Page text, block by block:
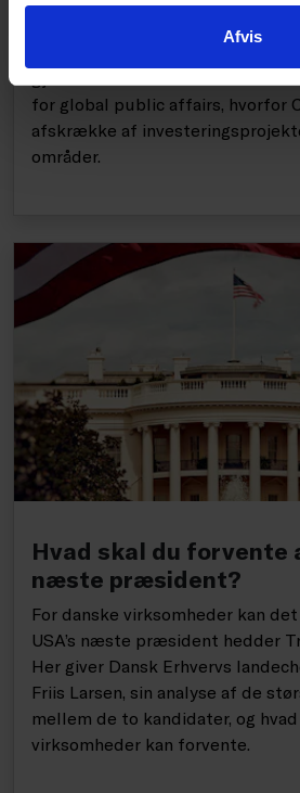
Afvis
Taiwan, som er epicenter for
for global public affairs, hvorfor
afskrække af
områder.
Hvad skal du forvente
næste præsident?
For danske virksomheder kan
USA’s næste præsident hedder
Her giver Dansk Erhvervs
Friis Larsen, sin analyse af de
mellem de to kandidater, og
virksomheder kan forvente.